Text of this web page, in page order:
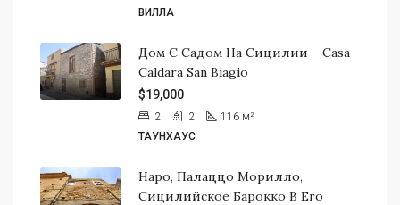
ВИЛЛА
Дом С Садом На Сицилии – Casa
Caldara San Biagio
$19,000
2 2 116 м²
ТАУНХАУС
Наро, Палаццо Морилло,
Сицилийское Барокко В Его